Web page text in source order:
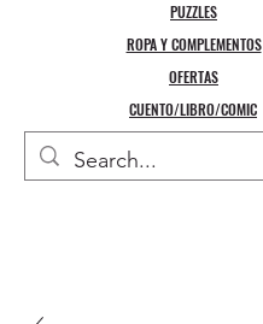
PUZZLES
ROPA Y COMPLEMENTOS
OFERTAS
CUENTO/LIBRO/COMIC